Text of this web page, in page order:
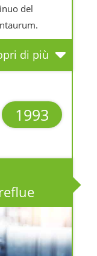
del
di più
1993